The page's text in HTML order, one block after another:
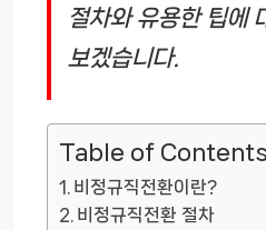
절차와 유용한 팁에
보겠습니다.
Table of Contents
비정규직전환이란?
비정규직전환 절차